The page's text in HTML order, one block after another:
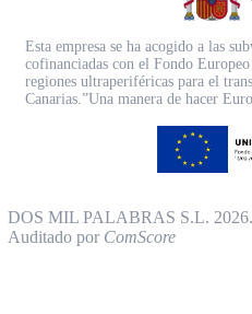
Esta empresa se ha acogido a las
cofinanciadas con el Fondo
regiones ultraperiféricas para el
Canarias.”Una manera de hacer
DOS MIL PALABRAS S.L. 2026.
Auditado por ComScore